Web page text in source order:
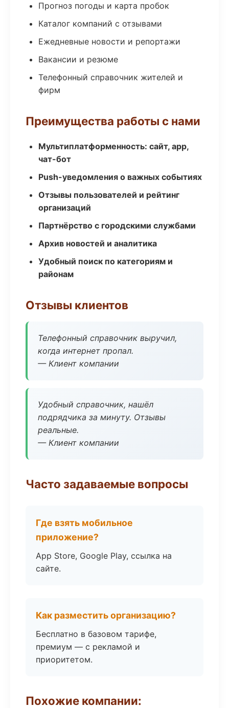
Прогноз погоды и карта пробок
Каталог компаний с отзывами
Ежедневные новости и репортажи
Вакансии и резюме
Телефонный справочник жителей и
фирм
Преимущества работы с нами
Мультиплатформенность: сайт, app,
чат-бот
Push-уведомления о важных событиях
Отзывы пользователей и рейтинг
организаций
Партнёрство с городскими службами
Архив новостей и аналитика
Удобный поиск по категориям и
районам
Отзывы клиентов
Телефонный справочник выручил,
когда интернет пропал.
— Клиент компании
Удобный справочник, нашёл
подрядчика за минуту. Отзывы
реальные.
— Клиент компании
Часто задаваемые вопросы
Где взять мобильное
приложение?
App Store, Google Play, ссылка на
сайте.
Как разместить организацию?
Бесплатно в базовом тарифе,
премиум — с рекламой и
приоритетом.
Похожие компании: